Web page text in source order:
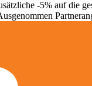
-5% auf die